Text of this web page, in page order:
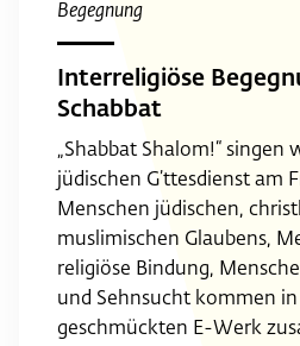
Begegnung
Interreligiöse
Schabbat
„Shabbat Shalom!“ singen
jüdischen G’ttesdienst am
Menschen jüdischen,
muslimischen Glaubens,
religiöse Bindung,
und Sehnsucht kommen
geschmückten E-Werk